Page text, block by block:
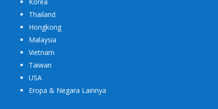
Thailand
Hongkong
Malaysia
Vietnam
Taiwan
USA
Eropa & Negara Lainnya